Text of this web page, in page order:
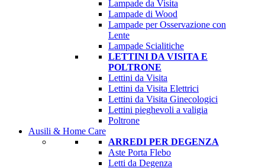
Lampade da Visita
Lampade di Wood
Lampade per Osservazione con
Lente
Lampade Scialitiche
LETTINI DA VISITA E
POLTRONE
Lettini da Visita
Lettini da Visita Elettrici
Lettini da Visita Ginecologici
Lettini pieghevoli a valigia
Poltrone
Ausili & Home Care
ARREDI PER DEGENZA
Aste Porta Flebo
Letti da Degenza